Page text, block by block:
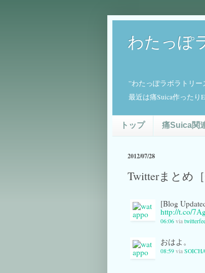
わたっぽ
”わたっぽラボラトリ
最近は痛Suica作ったり
トップ 痛Suica関
2012/07/28
Twitterまとめ［
[Blog
http://t.co/
06:06 via
おはよ。
08:59 via